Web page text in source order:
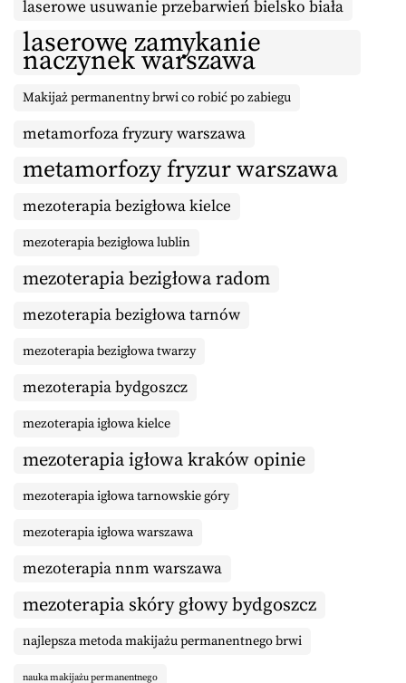
laserowe usuwanie przebarwień bielsko biała
laserowe zamykanie
naczynek warszawa
Makijaż permanentny brwi co robić po zabiegu
metamorfoza fryzury warszawa
metamorfozy fryzur warszawa
mezoterapia bezigłowa kielce
mezoterapia bezigłowa lublin
mezoterapia bezigłowa radom
mezoterapia bezigłowa tarnów
mezoterapia bezigłowa twarzy
mezoterapia bydgoszcz
mezoterapia igłowa kielce
mezoterapia igłowa kraków opinie
mezoterapia igłowa tarnowskie góry
mezoterapia igłowa warszawa
mezoterapia nnm warszawa
mezoterapia skóry głowy bydgoszcz
najlepsza metoda makijażu permanentnego brwi
nauka makijażu permanentnego